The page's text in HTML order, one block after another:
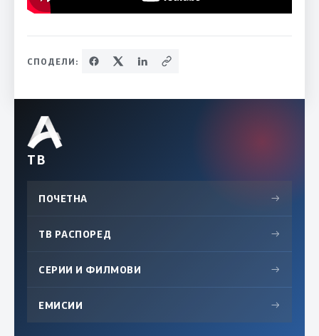
СПОДЕЛИ:
ТВ
ПОЧЕТНА →
ТВ РАСПОРЕД →
СЕРИИ И ФИЛМОВИ →
ЕМИСИИ →